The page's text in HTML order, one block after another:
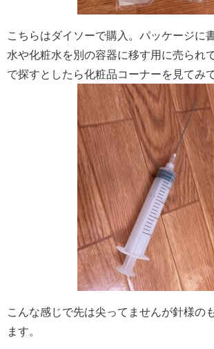
こちらはダイソーで購入。パッケージに
水や化粧水を別の容器に移す用に売られ
で探すとしたら化粧品コーナーを見てみ
こんな感じで先は尖ってませんが針様の
ます。